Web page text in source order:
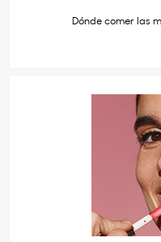
Dónde comer las